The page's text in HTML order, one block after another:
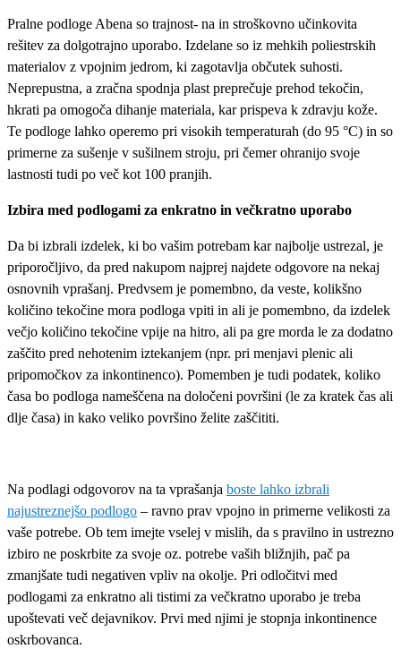
Pralne podloge Abena so trajnost- na in stroškovno učinkovita
rešitev za dolgotrajno uporabo. Izdelane so iz mehkih poliestrskih
materialov z vpojnim jedrom, ki zagotavlja občutek suhosti.
Neprepustna, a zračna spodnja plast preprečuje prehod tekočin,
hkrati pa omogoča dihanje materiala, kar prispeva k zdravju kože.
Te podloge lahko operemo pri visokih temperaturah (do 95 °C) in so
primerne za sušenje v sušilnem stroju, pri čemer ohranijo svoje
lastnosti tudi po več kot 100 pranjih.
Izbira med podlogami za enkratno in večkratno uporabo
Da bi izbrali izdelek, ki bo vašim potrebam kar najbolje ustrezal, je
priporočljivo, da pred nakupom najprej najdete odgovore na nekaj
osnovnih vprašanj. Predvsem je pomembno, da veste, kolikšno
količino tekočine mora podloga vpiti in ali je pomembno, da izdelek
večjo količino tekočine vpije na hitro, ali pa gre morda le za dodatno
zaščito pred nehotenim iztekanjem (npr. pri menjavi plenic ali
pripomočkov za inkontinenco). Pomemben je tudi podatek, koliko
časa bo podloga nameščena na določeni površini (le za kratek čas ali
dlje časa) in kako veliko površino želite zaščititi.
Na podlagi odgovorov na ta vprašanja boste lahko izbrali
najustreznejšo podlogo – ravno prav vpojno in primerne velikosti za
vaše potrebe. Ob tem imejte vselej v mislih, da s pravilno in ustrezno
izbiro ne poskrbite za svoje oz. potrebe vaših bližnjih, pač pa
zmanjšate tudi negativen vpliv na okolje. Pri odločitvi med
podlogami za enkratno ali tistimi za večkratno uporabo je treba
upoštevati več dejavnikov. Prvi med njimi je stopnja inkontinence
oskrbovanca.